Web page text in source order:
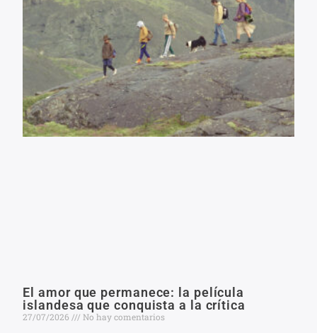
El amor que permanece: la película
islandesa que conquista a la crítica
27/07/2026 No hay comentarios